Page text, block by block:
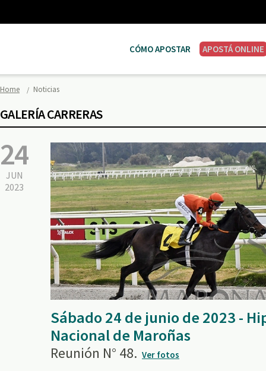
CÓMO APOSTAR APOSTÁ ONLINE
Home Noticias
GALERÍA CARRERAS
24
JUN
2023
Sábado 24 de junio de 2023 -
Nacional de Maroñas
Reunión N° 48. Ver fotos